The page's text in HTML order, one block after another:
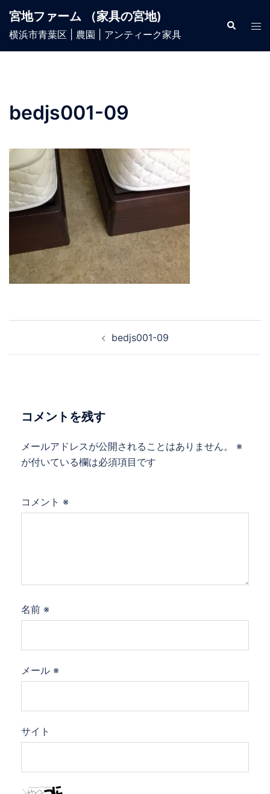
宮地ファーム （家具の宮地)
横浜市青葉区 | 農園 | アンティーク家具
bedjs001-09
bedjs001-09
コメントを残す
メールアドレスが公開されることはありません。
※
が付いている欄は必須項目です
コメント ※
名前 ※
メール ※
サイト